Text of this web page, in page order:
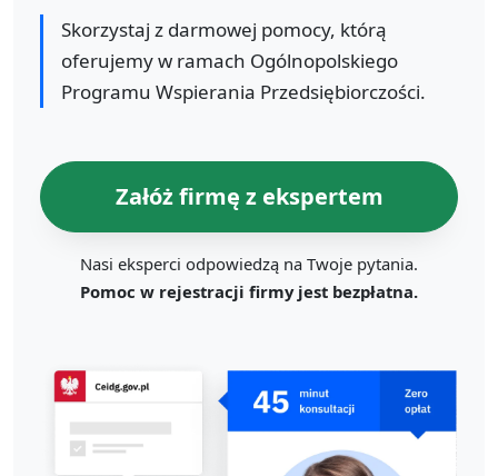
Skorzystaj z darmowej pomocy, którą
oferujemy w ramach Ogólnopolskiego
Programu Wspierania Przedsiębiorczości.
Załóż firmę z ekspertem
Nasi eksperci odpowiedzą na Twoje pytania.
Pomoc w rejestracji firmy jest bezpłatna.